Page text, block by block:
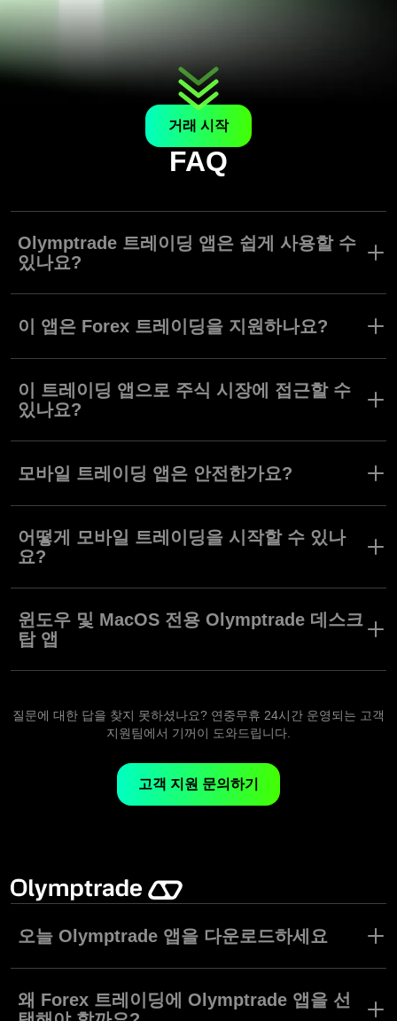
거래 시작
FAQ
Olymptrade 트레이딩 앱은 쉽게 사용할 수
있나요?
사용하고 다양한 트레이딩 도구들을 활용할 수 있도록 디자인되었
습니다.
이 앱은 Forex 트레이딩을 지원하나요?
트레이딩 스타일과 선호에 따른 니즈를 충족시킬 수 있는 다양한 트
레이딩 모드를 지원합니다.
이 트레이딩 앱으로 주식 시장에 접근할 수
있나요?
의 다양한 자산들에 접근하실 수 있습니다.
모바일 트레이딩 앱은 안전한가요?
폼처럼 안전하며, 동일한 보안 프로토콜과 기능들을 사용합니다.
어떻게 모바일 트레이딩을 시작할 수 있나
요?
니다. 참 쉽죠?
윈도우 및 MacOS 전용 Olymptrade 데스크
탑 앱
랫폼은 고급 트레이딩 도구, 실시간 시장 차트, 안전한 잔고 관리 등
모든 기능을 지원합니다. 원활한 성능을 자랑하는 데스크탑 어플리
고객님의 니즈를 충족시켜 드립니다. 오늘 Olymptrade에서 데스크
탑으로 트레이딩을 시작하세요.
질문에 대한 답을 찾지 못하셨나요? 연중무휴 24시간 운영되는 고객
지원팀에서 기꺼이 도와드립니다.
고객 지원 문의하기
오늘 Olymptrade 앱을 다운로드하세요
를 통한 투자가 인기를 얻고 있습니다. 이러한 레드오션에서 올바른
앱을 선택하는 것은 쉽지 않은 일입니다.
왜 Forex 트레이딩에 Olymptrade 앱을 선